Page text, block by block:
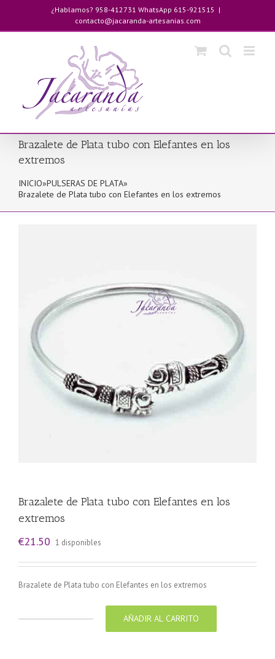
contenido
¿Hablamos? 958-412731 WhatsApp 615-921515 |
contacto@jacaranda-artesanias.com
Brazalete de Plata tubo con Elefantes en los
extremos
INICIO»PULSERAS DE PLATA»
Brazalete de Plata tubo con Elefantes en los extremos
Brazalete de Plata tubo con Elefantes en los
extremos
€21.50 1 disponibles
Brazalete de Plata tubo con Elefantes en los extremos
AÑADIR AL CARRITO